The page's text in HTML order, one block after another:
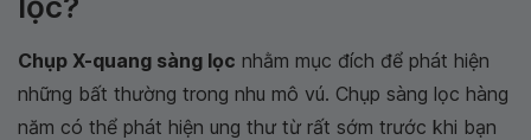
Chụp X-quang sàng lọc nhằm mục đích để phát hiện
những bất thường trong nhu mô vú. Chụp sàng lọc hàng
năm có thể phát hiện ung thư từ rất sớm trước khi bạn